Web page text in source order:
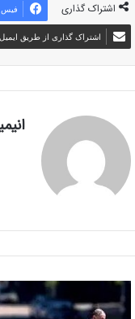
اشتراک گذاری فیس
اشتراک گذاری از طریق ایمیل